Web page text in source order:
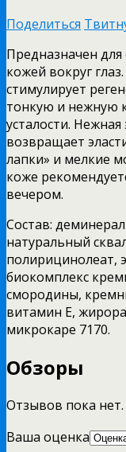
Поделиться
Предназначен
кожей вокруг
стимулирует
тонкую и нежную
усталости. Нежная
возвращает
лапки» и мелкие
коже
вечером.
Состав:
натуральный
полирицинолеат,
биокомплекс
смородины,
витамин Е,
микрокаре 7170.
Обзоры
Отзывов пока нет.
Ваша оценка